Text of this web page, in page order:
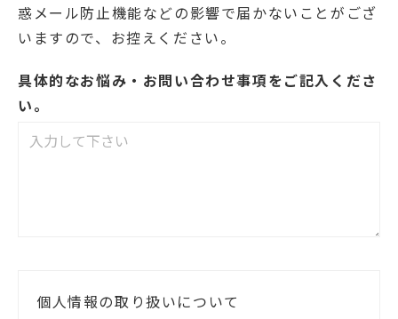
惑メール防止機能などの影響で届かないことがござ
いますので、お控えください。
具体的なお悩み・お問い合わせ事項をご記入くださ
い。
個人情報の取り扱いについて